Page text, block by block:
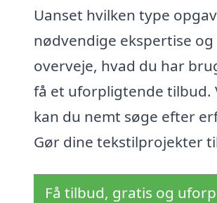
Uanset hvilken type
nødvendige ekspertise
overveje, hvad du har
få et uforpligtende
kan du nemt søge efter
Gør dine tekstilprojekter
Få tilbud, gratis og